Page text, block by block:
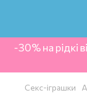
-30% на рідкі
Секс-іграшки